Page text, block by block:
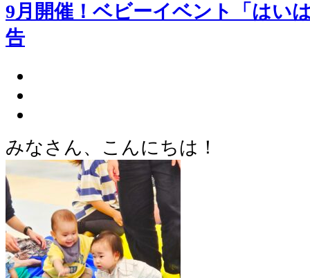
9月開催！ベビーイベント「はい
告
みなさん、こんにちは！